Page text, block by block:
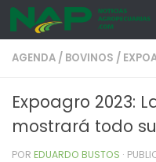
Skip to content
AGENDA / BOVINOS /
Expoagro 2023:
mostrará todo
POR EDUARDO BUSTOS ·